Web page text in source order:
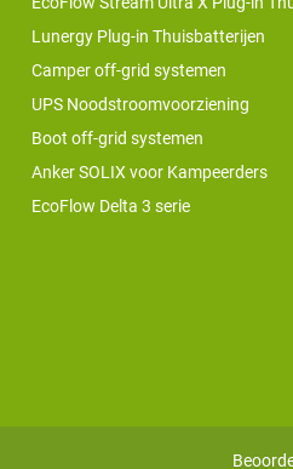
Lunergy Plug-in Thuisbatterijen
Camper off-grid systemen
UPS Noodstroomvoorziening
Boot off-grid systemen
Anker SOLIX voor Kampeerders
EcoFlow Delta 3 serie